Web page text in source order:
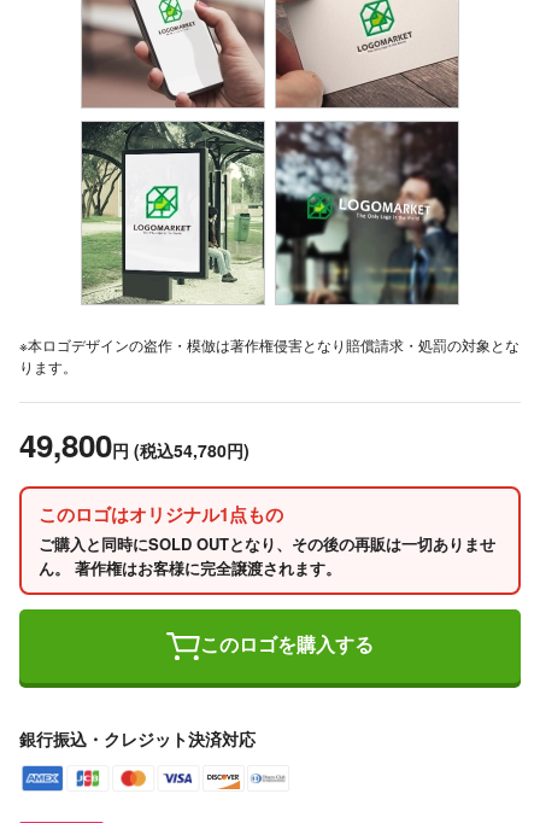
※本ロゴデザインの盗作・模倣は著作権侵害となり賠償請求・処罰の対象とな
ります。
49,800円 (税込54,780円)
このロゴはオリジナル1点もの
ご購入と同時にSOLD OUTとなり、その後の再販は一切ありませ
ん。 著作権はお客様に完全譲渡されます。
このロゴを購入する
銀行振込・クレジット決済対応